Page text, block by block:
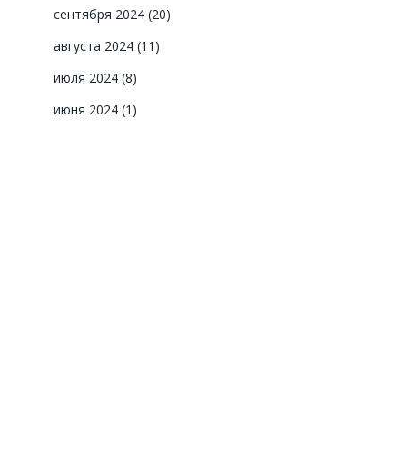
сентября 2024 (20)
августа 2024 (11)
июля 2024 (8)
июня 2024 (1)